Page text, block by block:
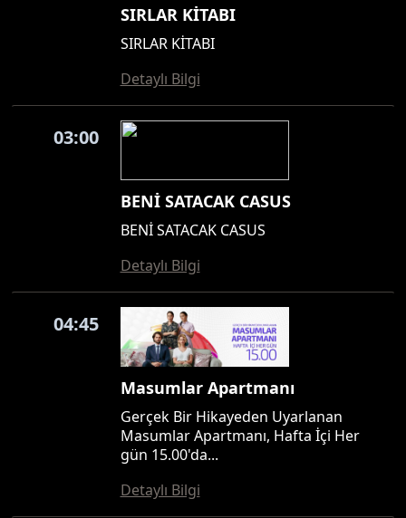
SIRLAR KİTABI
SIRLAR KİTABI
Detaylı Bilgi
03:00
BENİ SATACAK CASUS
BENİ SATACAK CASUS
Detaylı Bilgi
04:45
Masumlar Apartmanı
Gerçek Bir Hikayeden Uyarlanan
Masumlar Apartmanı, Hafta İçi Her
gün 15.00'da...
Detaylı Bilgi